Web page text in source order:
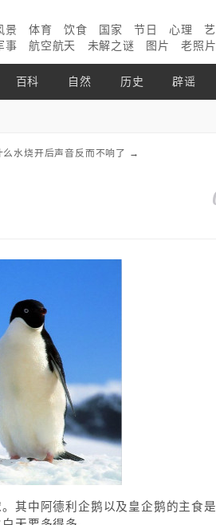
景 体育 饮食 国家 节日 心理
事 航空航天 未解之谜 图片 老照片
百科 自然 历史 辟谣
么水烧开后声音反而不响了 →
其中阿德利企鹅以及皇企鹅的主食是